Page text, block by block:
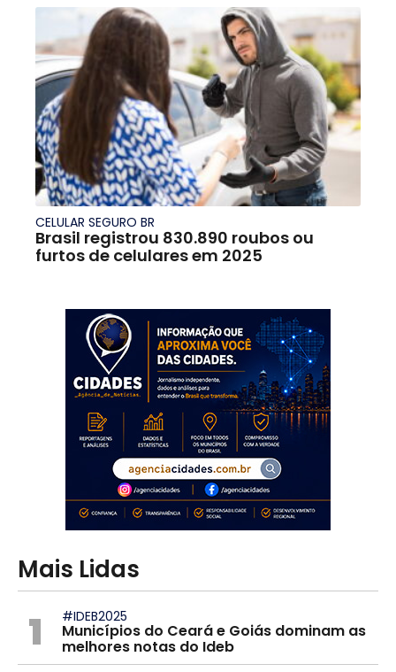
CELULAR SEGURO BR
Brasil registrou 830.890 roubos ou
furtos de celulares em 2025
Mais Lidas
1 #IDEB2025
Municípios do Ceará e Goiás dominam as
melhores notas do Ideb